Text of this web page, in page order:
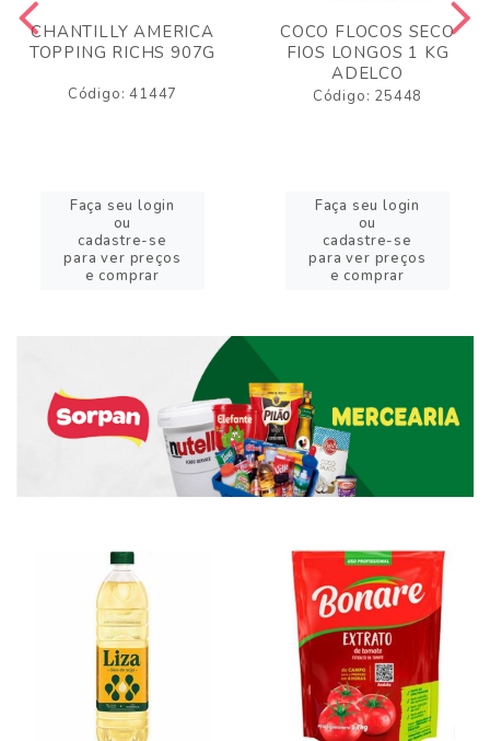
CHANTILLY AMERICA
TOPPING RICHS 907G
Código: 41447
Faça seu login
ou
cadastre-se
para ver preços
e comprar
COCO FLOCOS SECO
FIOS LONGOS 1 KG
ADELCO
Código: 25448
Faça seu login
ou
cadastre-se
para ver preços
e comprar